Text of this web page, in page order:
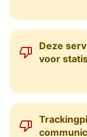
Deze
voor